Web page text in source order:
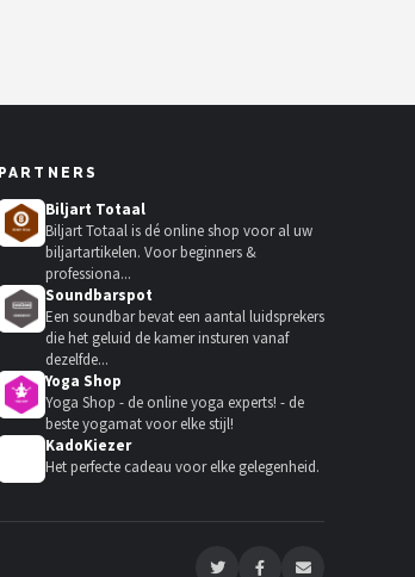
PARTNERS
Biljart Totaal
Biljart Totaal is dé online shop voor al uw
biljartartikelen. Voor beginners &
professiona...
Soundbarspot
Een soundbar bevat een aantal luidsprekers
die het geluid de kamer insturen vanaf
dezelfde...
Yoga Shop
Yoga Shop - de online yoga experts! - de
beste yogamat voor elke stijl!
KadoKiezer
Het perfecte cadeau voor elke gelegenheid.